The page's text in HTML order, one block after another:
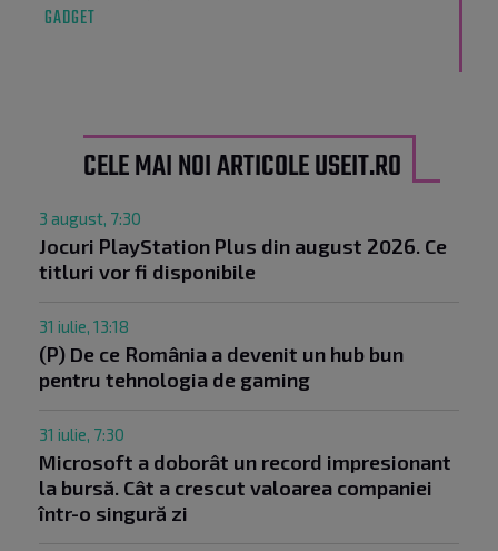
GADGET
CELE MAI NOI ARTICOLE USEIT.RO
3 august, 7:30
Jocuri PlayStation Plus din august 2026. Ce
titluri vor fi disponibile
31 iulie, 13:18
(P) De ce România a devenit un hub bun
pentru tehnologia de gaming
31 iulie, 7:30
Microsoft a doborât un record impresionant
la bursă. Cât a crescut valoarea companiei
într-o singură zi